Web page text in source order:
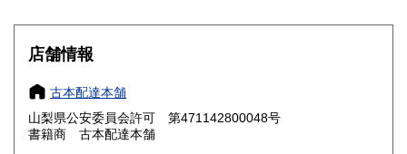
大阪府
奈良県
鳥取県 800円 島根県
店舗情報
古本配達本舗
山梨県公安委員会許可 第471142800048号
書籍商 古本配達本舗